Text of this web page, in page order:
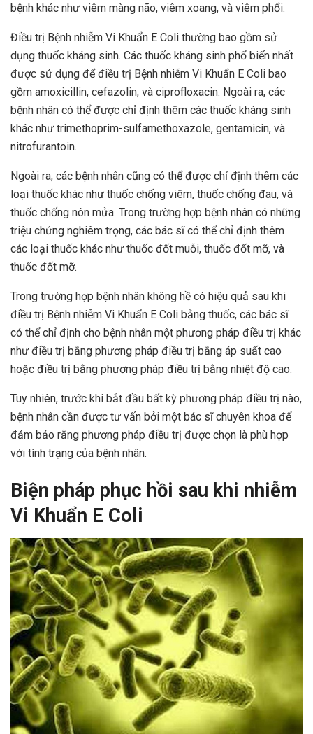
bệnh khác như viêm màng não, viêm xoang, và viêm phổi.
Điều trị Bệnh nhiễm Vi Khuẩn E Coli thường bao gồm sử
dụng thuốc kháng sinh. Các thuốc kháng sinh phổ biến nhất
được sử dụng để điều trị Bệnh nhiễm Vi Khuẩn E Coli bao
gồm amoxicillin, cefazolin, và ciprofloxacin. Ngoài ra, các
bệnh nhân có thể được chỉ định thêm các thuốc kháng sinh
khác như trimethoprim-sulfamethoxazole, gentamicin, và
nitrofurantoin.
Ngoài ra, các bệnh nhân cũng có thể được chỉ định thêm các
loại thuốc khác như thuốc chống viêm, thuốc chống đau, và
thuốc chống nôn mửa. Trong trường hợp bệnh nhân có những
triệu chứng nghiêm trọng, các bác sĩ có thể chỉ định thêm
các loại thuốc khác như thuốc đốt muỗi, thuốc đốt mỡ, và
thuốc đốt mỡ.
Trong trường hợp bệnh nhân không hề có hiệu quả sau khi
điều trị Bệnh nhiễm Vi Khuẩn E Coli bằng thuốc, các bác sĩ
có thể chỉ định cho bệnh nhân một phương pháp điều trị khác
như điều trị bằng phương pháp điều trị bằng áp suất cao
hoặc điều trị bằng phương pháp điều trị bằng nhiệt độ cao.
Tuy nhiên, trước khi bắt đầu bất kỳ phương pháp điều trị nào,
bệnh nhân cần được tư vấn bởi một bác sĩ chuyên khoa để
đảm bảo rằng phương pháp điều trị được chọn là phù hợp
với tình trạng của bệnh nhân.
Biện pháp phục hồi sau khi nhiễm
Vi Khuẩn E Coli